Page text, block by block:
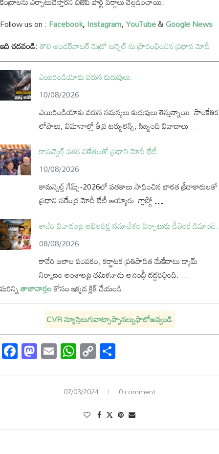
Follow us on : Facebook,Instagram,YouTube&Google News
ఇది చదవండి:తొలి అండర్‌వాటర్‌ మెట్రో టన్నెల్‌ ను ప్రారంభించిన ప్రధాన మోదీ
ఎయిరిండియాకు వరుస కుదుపులు.
10/08/2026
ఎయిరిండియాకు వరుస సమస్యలు కుదుపులు తెస్తున్నాయి. సాంకేతిక
లోపాలు, విమానాల్లో తీవ్ర టర్బులెన్స్‌, సిబ్బంది వివాదాలు …
కామన్వెల్త్‌ పతక విజేతలతో ప్రధాని మోదీ భేటీ.
10/08/2026
కామన్వెల్త్‌ గేమ్స్‌-2026లో పతకాలు సాధించిన భారత క్రీడాకారులతో
ప్రధాని నరేంద్ర మోదీ భేటీ అయ్యారు. గ్లాస్గో …
కావేరి వివాదంపై అఖిలపక్ష సమావేశం ఏర్పాటుకు డీఎంకే డిమాండ్.
08/08/2026
కావేరి జలాల పంపకం, కర్ణాటక ప్రతిపాదిత మేకేదాటు డ్యామ్
నిర్మాణం అంశాలపై తమిళనాడు అసెంబ్లీ దద్దరిల్లింది. …
మరిన్నితాజావార్తలకోసం ఇక్కడ క్లిక్ చేయండి.
CVR న్యూస్తెలుగువాట్సాప్ఛానల్నుఫాలోఅవ్వండి
Facebook
Mastodon
EmailWhatsApp
Copy
Link
07/03/2024 0 comment